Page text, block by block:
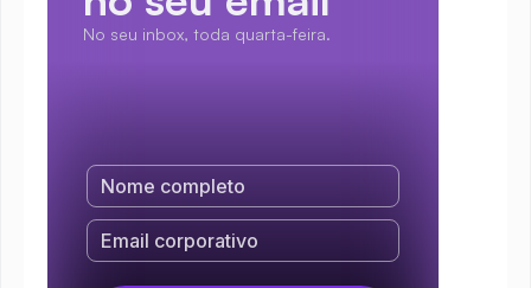
No seu inbox, toda quarta-feira.